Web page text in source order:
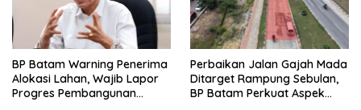
BP Batam Warning Penerima
Alokasi Lahan, Wajib Lapor
Progres Pembangunan
Perbaikan Jalan Gajah Mada
Ditarget Rampung Sebulan,
BP Batam Perkuat Aspek